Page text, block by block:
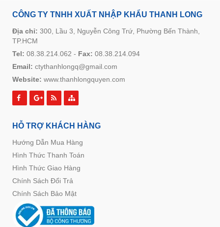
CÔNG TY TNHH XUẤT NHẬP KHẨU THANH LONG
Địa chỉ: 300, Lầu 3, Nguyễn Công Trứ, Phường Bến Thành,
TP.HCM
Tel: 08.38.214.062 - Fax: 08.38.214.094
Email: ctythanhlongq@gmail.com
Website: www.thanhlongquyen.com
HỖ TRỢ KHÁCH HÀNG
Hướng Dẫn Mua Hàng
Hình Thức Thanh Toán
Hình Thức Giao Hàng
Chính Sách Đổi Trả
Chính Sách Bảo Mật